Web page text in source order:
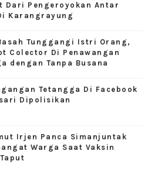
Dari Pengeroyokan Antar
Karangrayung
Tunggangi Istri Orang,
Colector Di Penawangan
dengan Tanpa Busana
Tetangga Di Facebook
Dipolisikan
Irjen Panca Simanjuntak
Warga Saat Vaksin